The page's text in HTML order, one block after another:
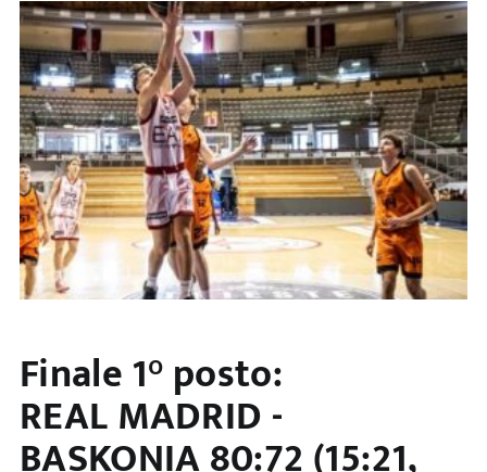
Finale 1° posto:
REAL MADRID -
BASKONIA 80:72 (15:21,